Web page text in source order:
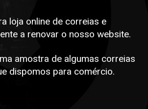
loja online de correias e
a renovar o nosso website.
amostra de algumas correias
dispomos para comércio.